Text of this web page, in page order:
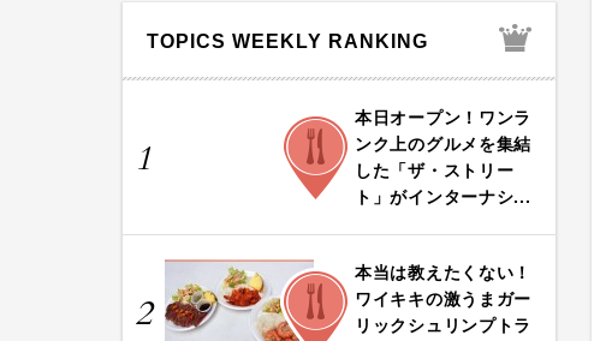
TOPICS WEEKLY RANKING
1
FOOD
本日オープン！ワンラ
ンク上のグルメを集結
した「ザ・ストリー
ト」がインターナシ...
2
FOOD
本当は教えたくない！
ワイキキの激うまガー
リックシュリンプトラ